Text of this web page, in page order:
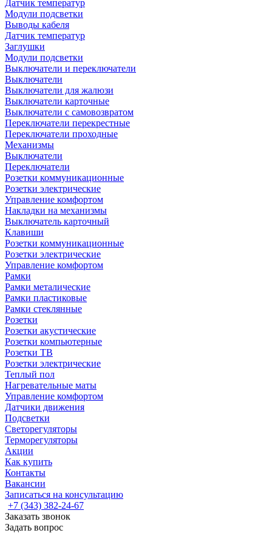
Датчик температур
Модули подсветки
Выводы кабеля
Датчик температур
Заглушки
Модули подсветки
Выключатели и переключатели
Выключатели
Выключатели для жалюзи
Выключатели карточные
Выключатели с самовозвратом
Переключатели перекрестные
Переключатели проходные
Механизмы
Выключатели
Переключатели
Розетки коммуникационные
Розетки электрические
Управление комфортом
Накладки на механизмы
Выключатель карточный
Клавиши
Розетки коммуникационные
Розетки электрические
Управление комфортом
Рамки
Рамки металические
Рамки пластиковые
Рамки стеклянные
Розетки
Розетки акустические
Розетки компьютерные
Розетки ТВ
Розетки электрические
Теплый пол
Нагревательные маты
Управление комфортом
Датчики движения
Подсветки
Светорегуляторы
Терморегуляторы
Акции
Как купить
Контакты
Вакансии
Записаться на консультацию
+7 (343) 382-24-67
Заказать звонок
Задать вопрос